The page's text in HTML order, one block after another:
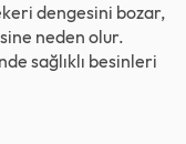
dengesini bozar,
neden olur.
sağlıklı besinleri